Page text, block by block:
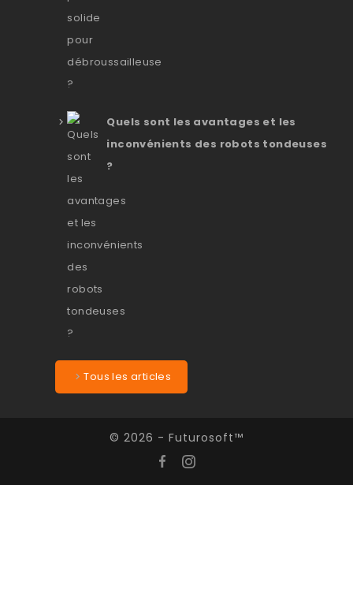
Quels sont les avantages et les
inconvénients des robots tondeuses
?
Tous les articles
© 2026 - Futurosoft™